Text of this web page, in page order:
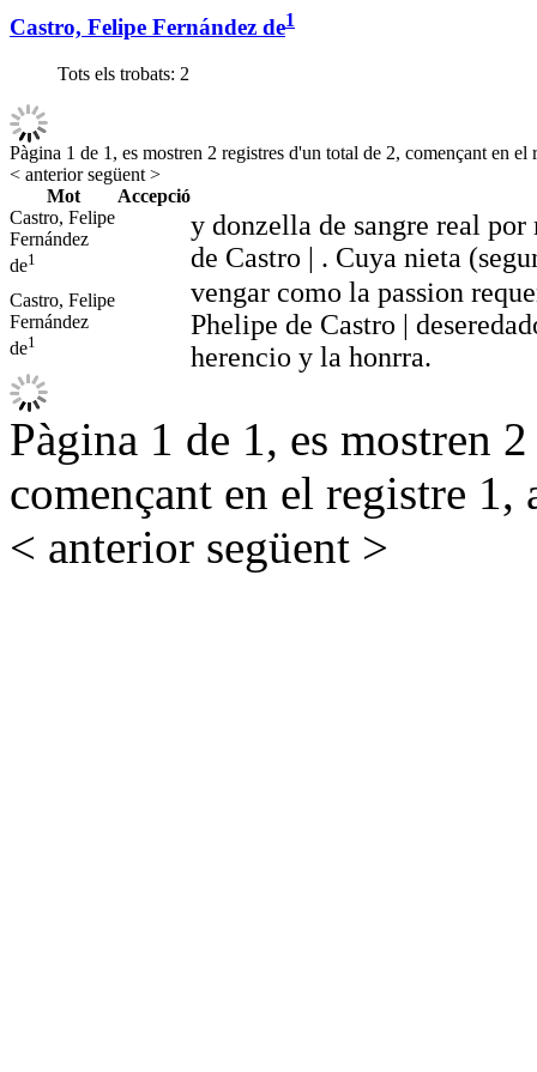
Castro, Felipe Fernández de1
Tots els trobats: 2
Pàgina 1 de 1, es mostren 2 registres d'un total de 2, començant en el
< anteriorsegüent >
Mot
Accepció
Castro, Felipe
Fernández
de1
y donzella de sangre real
de Castro | . Cuya nieta
Castro, Felipe
Fernández
de1
vengar como la passion
Phelipe de Castro |
herencio y la honrra.
Pàgina 1 de 1, es mostren
començant en el registre 1,
< anterior següent >